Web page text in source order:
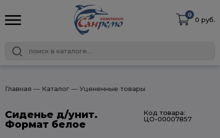
0
0 руб.
Главная ― Каталог ― Уцененные товары
Сиденье д/унит.
Формат белое
Код товара:
ЦО-00007857